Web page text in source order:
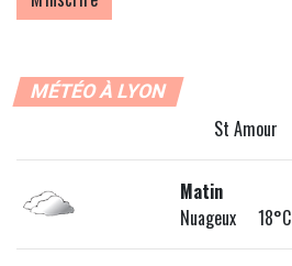
MÉTÉO À LYON
St Amour
Matin
Nuageux 18°C